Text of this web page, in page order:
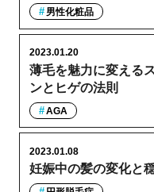
男性化粧品
薄毛を魅力に変える
ンとヒゲの法則
2023.01.20
AGA
妊娠中の髪の変化と
2023.01.08